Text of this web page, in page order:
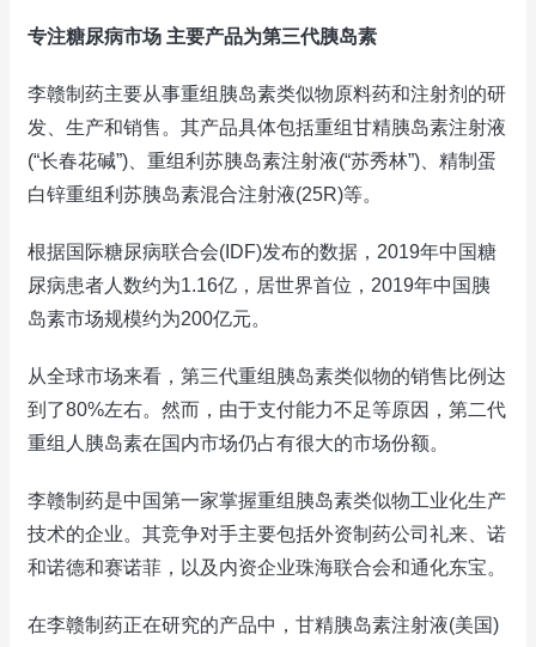
专注糖尿病市场 主要产品为第三代胰岛素
李赣制药主要从事重组胰岛素类似物原料药和注射剂的研
发、生产和销售。其产品具体包括重组甘精胰岛素注射液
(“长春花碱”)、重组利苏胰岛素注射液(“苏秀林”)、精制蛋
白锌重组利苏胰岛素混合注射液(25R)等。
根据国际糖尿病联合会(IDF)发布的数据，2019年中国糖
尿病患者人数约为1.16亿，居世界首位，2019年中国胰
岛素市场规模约为200亿元。
从全球市场来看，第三代重组胰岛素类似物的销售比例达
到了80%左右。然而，由于支付能力不足等原因，第二代
重组人胰岛素在国内市场仍占有很大的市场份额。
李赣制药是中国第一家掌握重组胰岛素类似物工业化生产
技术的企业。其竞争对手主要包括外资制药公司礼来、诺
和诺德和赛诺菲，以及内资企业珠海联合会和通化东宝。
在李赣制药正在研究的产品中，甘精胰岛素注射液(美国)